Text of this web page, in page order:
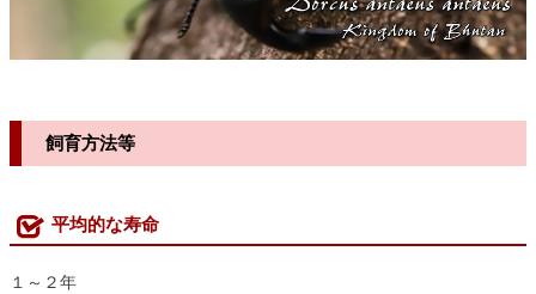
飼育方法等
平均的な寿命
１～２年